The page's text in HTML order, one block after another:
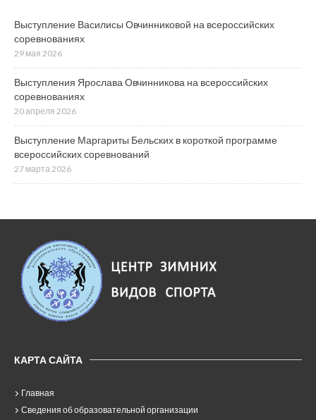
Выступление Василисы Овчинниковой на всероссийских
соревнованиях
29 мая 2026
Выступления Ярослава Овчинникова на всероссийских
соревнованиях
20 апреля 2026
Выступление Маргариты Бельских в короткой программе
всероссийских соревнований
27 марта 2026
КАРТА САЙТА
Главная
Сведения об образовательной организации